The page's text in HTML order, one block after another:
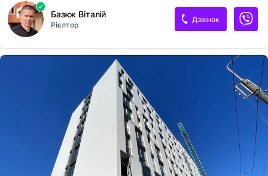
забудовника 🔹 Практичне планування та можливість облаштувати
житло на власний смак 🏡 Ідеальний варіант для першого житла або
подальшої здачі в оренду. 💰 Вартість: 41 000 $ 🤝 Торг можливий 📞
Телефон: [телефон приховано]
Базюк Віталій
Рієлтор
Дзвінок